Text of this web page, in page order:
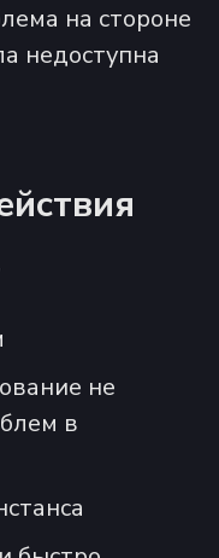
на стороне
недоступна
не
в